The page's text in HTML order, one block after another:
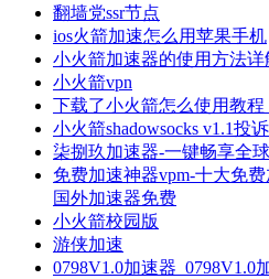
翻墙党ssr节点
ios火箭加速怎么用苹果手机
小火箭加速器的使用方法
小火箭vpn
下载了小火箭怎么使用教
小火箭shadowsocks v1.1投
柒捌玖加速器-一键畅享全
免费加速神器vpm-十大免
国外加速器免费
小火箭校园版
游侠加速
0798V1.0加速器_0798V1.0